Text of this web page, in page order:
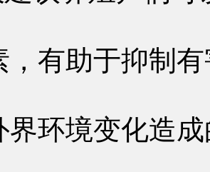
，有助于抑制
界环境变化造